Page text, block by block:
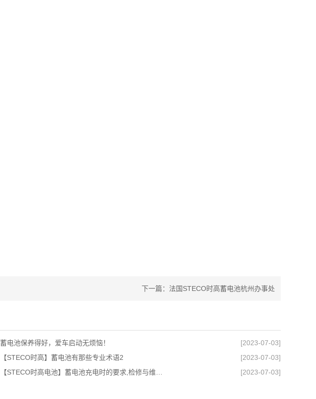
下一篇： 法国STECO时高蓄电池杭州办事处
蓄电池保养得好，爱车启动无烦恼！
[2023-07-03]
【STECO时高】蓄电池有那些专业术语2
[2023-07-03]
[2023-07-03]